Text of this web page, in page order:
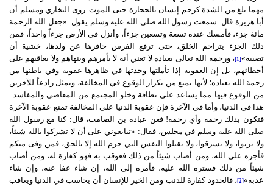
مهما بلغ من الشدة كرجم إنسان بالحجارة حتى الموت. روى البخاري ومسلم أن
أبا هريرة قال: سمعت رسول الله صلى الله عليه وسلم يقول: «جعل الله الرحمة
مائة جزء، فأمسك عنده تسعة وتسعين جزءاً، وأنزل في الأرض جزءاً واحداً، فمن
ذلك الجزء يتراحم الخلق، حتى ترفع الفرس حافرها عن ولدها، خشية أن
تصيبه»[1]
، ورحمة الله تعالى بعباده لا تعني أنه لا يأمرهم وينهاهم ولا يعاقبهم على
أخطائهم، بل إن العقوبة إذا تأملتها وجدتها في ظاهرها عقوبة وفي باطنها من
رحمة الله بعباده؛ لأنها تمنع من تكرار الوقوع في المخالفة، وتمثل رادعاً للآخرين
من الوقوع فيها مما يساعد على نظافة وخلو المجتمع من المعاصي والمفاسد..
هذا في الدنيا، وأما في الآخرة فإن عقوبة الدنيا على المخالفة تمنع عقوبة الآخرة
فتكون بذلك رحمة وأي رحمة! فعن عبادة بن الصامت، قال: كنا مع رسول الله
صلى الله عليه وسلم في مجلس، فقال: «تبايعوني على أن لا تشركوا بالله شيئاً،
ولا تزنوا، ولا تسرقوا، ولا تقتلوا النفس التي حرم الله إلا بالحق، فمن وفى منكم
فأجره على الله، ومن أصاب شيئاً من ذلك فعوقب به فهو كفارة له، ومن أصاب
شيئاً من ذلك فستره الله عليه، فأمره إلى الله، إن شاء عفا عنه، وإن شاء
عذبه»[2]
، فالحدود كفارة للذنب ومن الخير للإنسان أن يحاسب في الدنيا ويعاقب